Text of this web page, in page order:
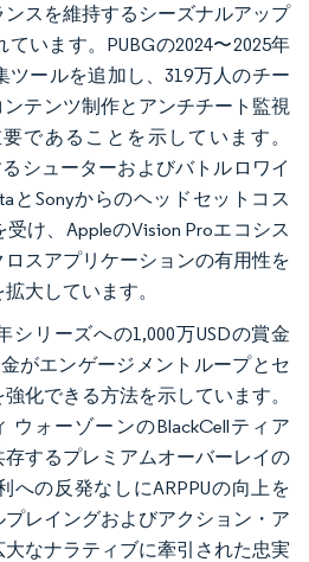
スを維持するシーズナルアップ
います。PUBGの2024〜2025年
ツールを追加し、319万人のチー
テンツ制作とアンチチート監視
であることを示しています。
シューターおよびバトルロワイ
とSonyからのヘッドセットコス
け、AppleのVision Proエコシス
スアプリケーションの有用性を
大しています。
シリーズへの1,000万USDの賞金
がエンゲージメントループとセ
化できる方法を示しています。
ウォーゾーンのBlackCellティア
するプレミアムオーバーレイの
への反発なしにARPPUの向上を
レイングおよびアクション・ア
大なナラティブに牽引された忠実